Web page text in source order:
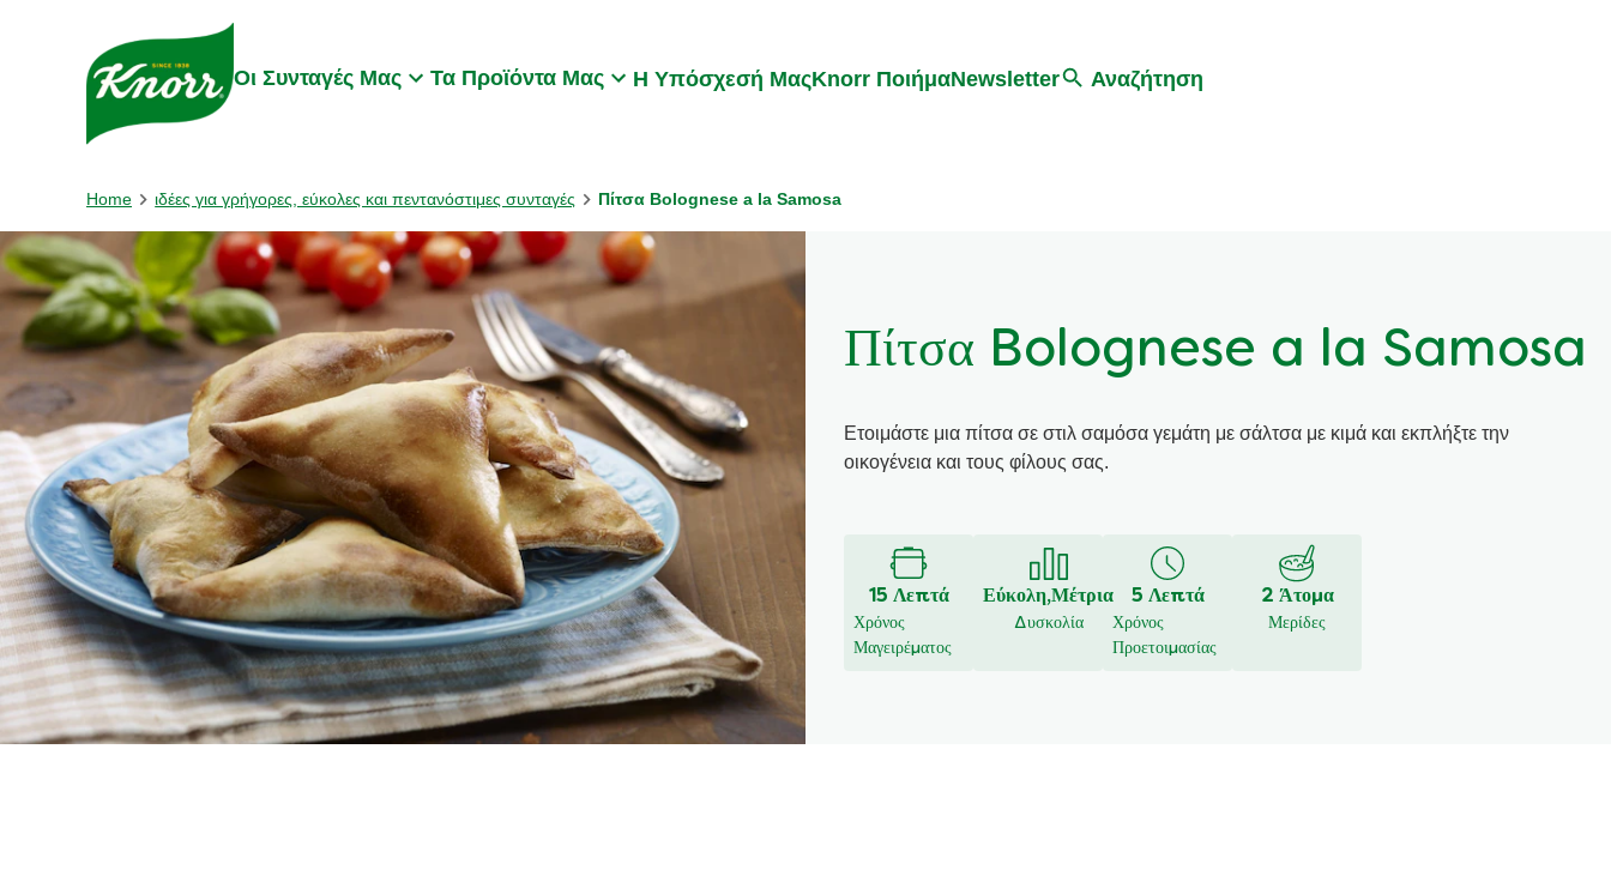
Skip to:
Οι Συνταγές Μας Τα Προϊόντα Μας Η Υπόσχεσή ΜαςKnorr ΠοιήμαNewsletter Αναζήτηση
Home ιδέες για γρήγορες, εύκολες και πεντανόστιμες συνταγές Πίτσα Bolognese a la Samosa
Πίτσα Bolognese a la Samosa
Ετοιμάστε μια πίτσα σε στιλ σαμόσα γεμάτη με σάλτσα με κιμά και εκπλήξτε την
οικογένεια και τους φίλους σας.
15 Λεπτά
Χρόνος
Μαγειρέματος
Εύκολη,Μέτρια
Δυσκολία
5 Λεπτά
Χρόνος
Προετοιμασίας
2 Άτομα
Μερίδες